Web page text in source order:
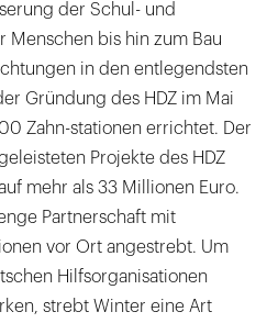
der Schul- und
Menschen bis hin zum Bau
in den entlegendsten
Gründung des HDZ im Mai
Zahn-stationen errichtet. Der
Projekte des HDZ
mehr als 33 Millionen Euro.
Partnerschaft mit
vor Ort angestrebt. Um
Hilfsorganisationen
strebt Winter eine Art